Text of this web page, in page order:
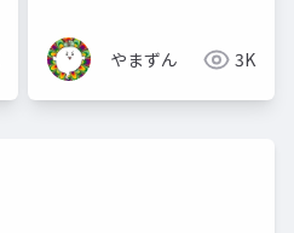
やまずん 3K